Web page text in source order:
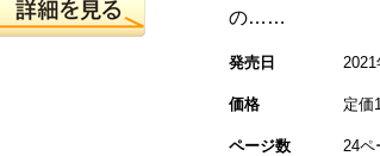
の……
発売日 2021
価格 定価
ページ数 24ペ